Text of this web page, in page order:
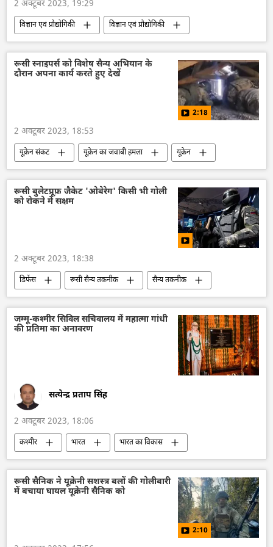
2 अक्टूबर 2023, 19:29
विज्ञान एवं प्रौद्योगिकी
विज्ञान एवं प्रौद्योगिकी
तकनीकी विकास
रूस
ईंधन संकट
तेल
तेल उत्पादन
भारत
भारत का विकास
रूस का विकास
रूसी स्नाइपर्स को विशेष सैन्य अभियान के
दौरान अपना कार्य करते हुए देखें
2:18
2 अक्टूबर 2023, 18:53
यूक्रेन संकट यूक्रेन का जवाबी हमला
यूक्रेन
यूक्रेन सशस्त्र बल
विशेष सैन्य अभियान
रूस
रूसी सेना
राष्ट्रीय सुरक्षा
सैन्य तकनीक
रूसी सैन्य तकनीक
रूसी बुलेटप्रूफ़ जैकेट 'ओबेरेग' किसी भी गोली
को रोकने में सक्षम
2 अक्टूबर 2023, 18:38
डिफेंस रूसी सैन्य तकनीक
सैन्य तकनीक
सैन्य प्रौद्योगिकी
विशेष सैन्य अभियान
सैन्य सहायता
रूसी सेना
अमेरिका
जम्मू-कश्मीर सिविल सचिवालय में महात्मा गांधी
की प्रतिमा का अनावरण
सत्येन्द्र प्रताप सिंह
2 अक्टूबर 2023, 18:06
कश्मीर भारत
भारत का विकास
भारत सरकार
भारत छोड़ो आंदोलन
महात्मा गांधी
जम्मू और कश्मीर
श्रीनगर
रूसी सैनिक ने यूक्रेनी सशस्त्र बलों की गोलीबारी
में बचाया घायल यूक्रेनी सैनिक को
2:10